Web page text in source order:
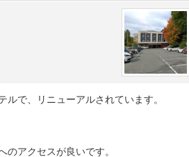
で、リニューアルされています。
アクセスが良いです。